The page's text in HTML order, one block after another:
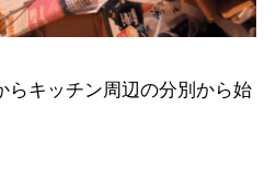
らキッチン周辺の分別から始